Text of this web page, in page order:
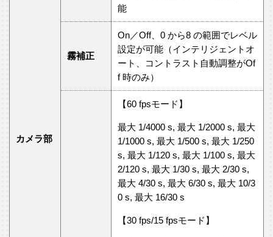
カメラ部
能
霧補正
On／Off、0 から8 の範囲でレベル
設定が可能（インテリジェントオ
ート、コントラスト自動調整がOf
f 時のみ）
【60 fpsモード】
最大 1/4000 s, 最大 1/2000 s, 最大
1/1000 s, 最大 1/500 s, 最大 1/250
s, 最大 1/120 s, 最大 1/100 s, 最大
2/120 s, 最大 1/30 s, 最大 2/30 s,
最大 4/30 s, 最大 6/30 s, 最大 10/3
0 s, 最大 16/30 s
【30 fps/15 fpsモード】